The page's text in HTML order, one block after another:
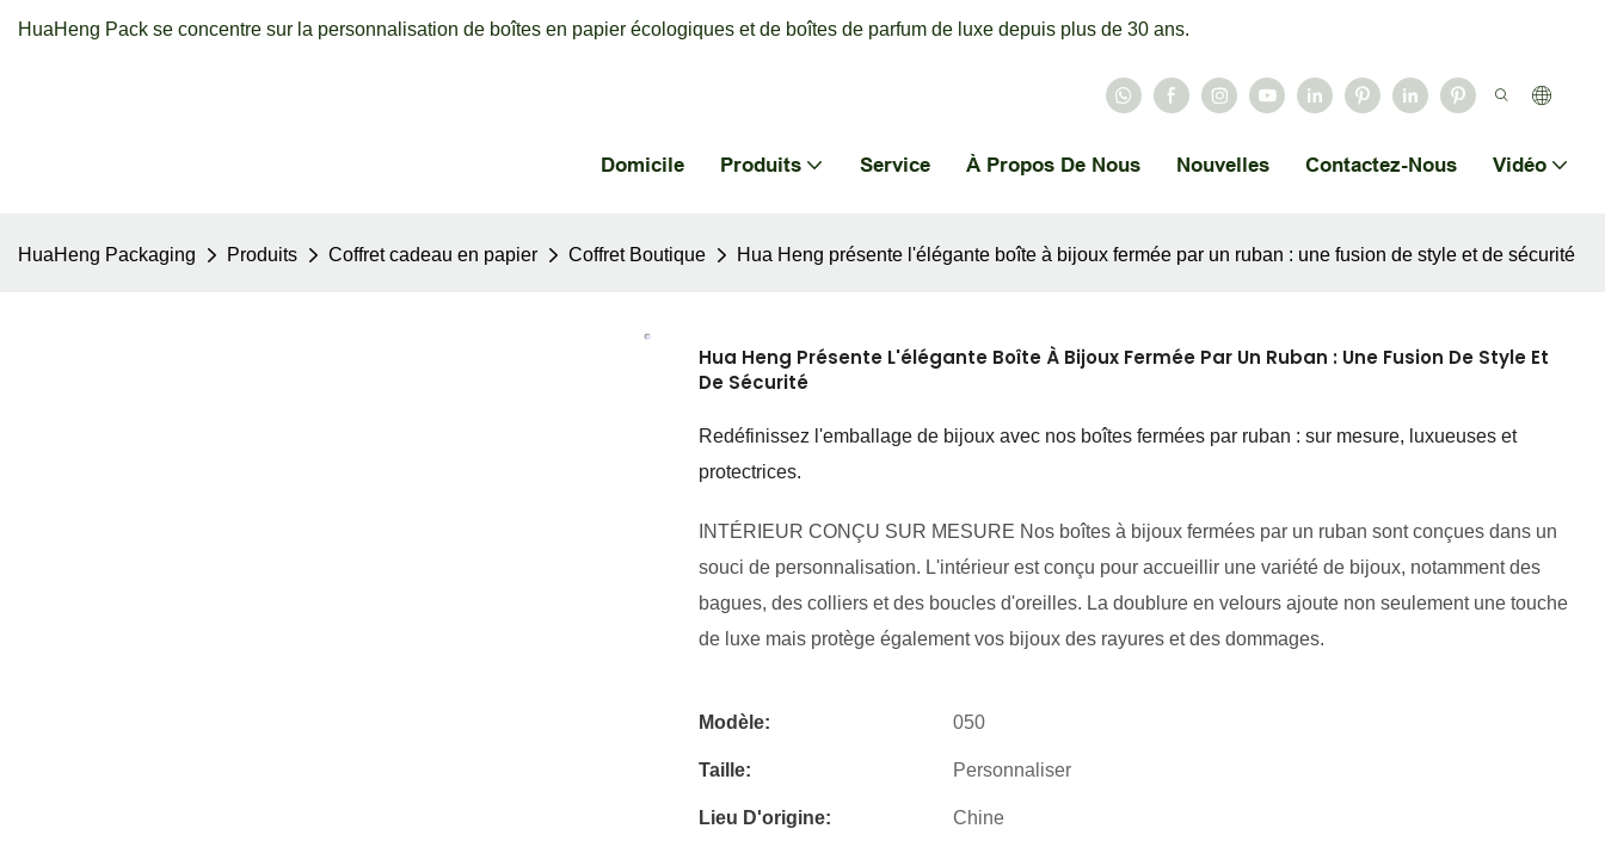
HuaHeng Pack se concentre sur la personnalisation de boîtes en papier écologiques et de boîtes de parfum de luxe depuis plus de 30 ans.
Domicile Produits Service À Propos De Nous Nouvelles Contactez-Nous Vidéo
HuaHeng Packaging Produits Coffret cadeau en papier Coffret Boutique Hua Heng présente l'élégante boîte à bijoux fermée par un ruban : une fusion de style et de sécurité
Hua Heng Présente L'élégante Boîte À Bijoux Fermée Par Un Ruban : Une Fusion De Style Et
De Sécurité
Redéfinissez l'emballage de bijoux avec nos boîtes fermées par ruban : sur mesure, luxueuses et
protectrices.
INTÉRIEUR CONÇU SUR MESURE Nos boîtes à bijoux fermées par un ruban sont conçues dans un
souci de personnalisation. L'intérieur est conçu pour accueillir une variété de bijoux, notamment des
bagues, des colliers et des boucles d'oreilles. La doublure en velours ajoute non seulement une touche
de luxe mais protège également vos bijoux des rayures et des dommages.
Modèle: 050
Taille: Personnaliser
Lieu D'origine: Chine